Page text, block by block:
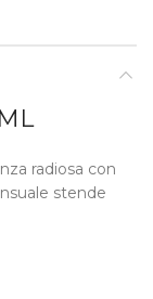
radiosa con
stende